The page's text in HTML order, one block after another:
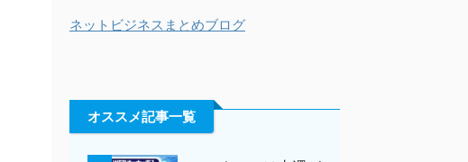
ネットビジネスまとめブログ
オススメ記事一覧